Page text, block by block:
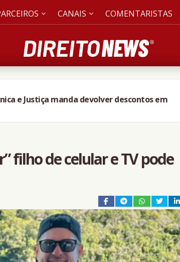
CANAIS COMENTARISTAS
e Justiça manda devolver descontos em
filho de celular e TV pode